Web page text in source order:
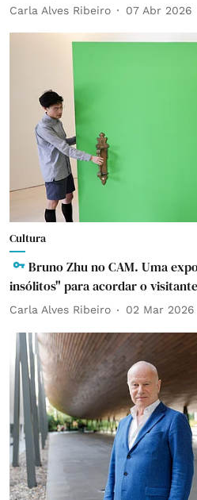
Carla Alves Ribeiro 07 Abr 2026
Cultura
Bruno Zhu no CAM. Uma
insólitos" para acordar o visitante
Carla Alves Ribeiro 02 Mar 2026